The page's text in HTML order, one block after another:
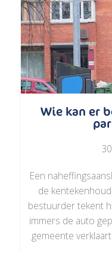
Wie kan er
Een
de
bestuurder tekent
immers de auto
gemeente